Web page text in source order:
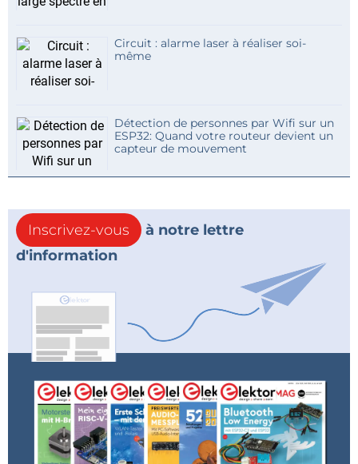
Circuit : alarme laser à réaliser soi-
même
Détection de personnes par Wifi sur un
ESP32: Quand votre routeur devient un
capteur de mouvement
Inscrivez-vous
à notre lettre
d'information